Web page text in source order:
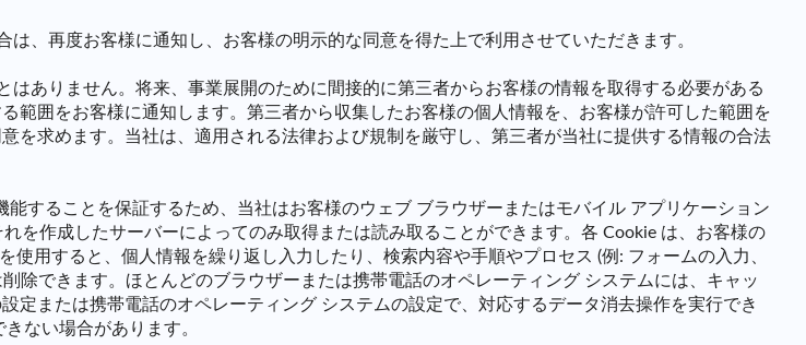
、再度お客様に通知し、お客様の明示的な同意を得た上で利用させていただきます。
ありません。将来、事業展開のために間接的に第三者からお客様の情報を取得する必要がある
範囲をお客様に通知します。第三者から収集したお客様の個人情報を、お客様が許可した範囲を
を求めます。当社は、適用される法律および規制を厳守し、第三者が当社に提供する情報の合法
することを保証するため、当社はお客様のウェブ ブラウザーまたはモバイル アプリケーション
を作成したサーバーによってのみ取得または読み取ることができます。各 Cookie は、お客様の
用すると、個人情報を繰り返し入力したり、検索内容や手順やプロセス (例: フォームの入力、
除できます。ほとんどのブラウザーまたは携帯電話のオペレーティング システムには、キャッ
定または携帯電話のオペレーティング システムの設定で、対応するデータ消去操作を実行でき
ない場合があります。